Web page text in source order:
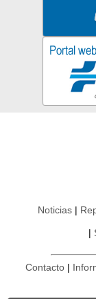
Noticias
Contacto